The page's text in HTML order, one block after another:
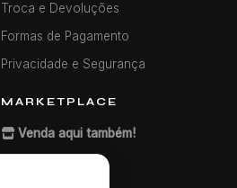
Troca e Devoluções
Formas de Pagamento
Privacidade e Segurança
MARKETPLACE
Venda aqui também!